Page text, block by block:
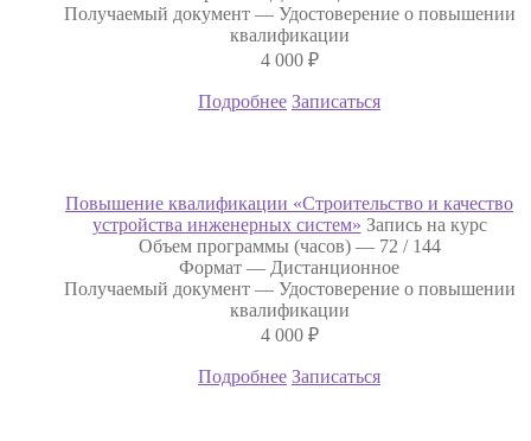
Получаемый документ — Удостоверение о повышении
квалификации
4 000 ₽
Подробнее Записаться
Повышение квалификации «Строительство и качество
устройства инженерных систем» Запись на курс
Объем программы (часов) — 72 / 144
Формат — Дистанционное
Получаемый документ — Удостоверение о повышении
квалификации
4 000 ₽
Подробнее Записаться